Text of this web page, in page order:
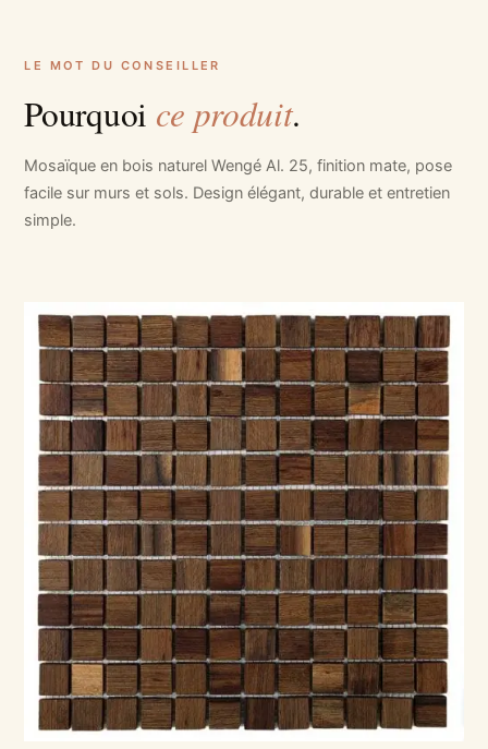
LE MOT DU CONSEILLER
Pourquoi ce produit.
Mosaïque en bois naturel Wengé Al. 25, finition mate, pose
facile sur murs et sols. Design élégant, durable et entretien
simple.